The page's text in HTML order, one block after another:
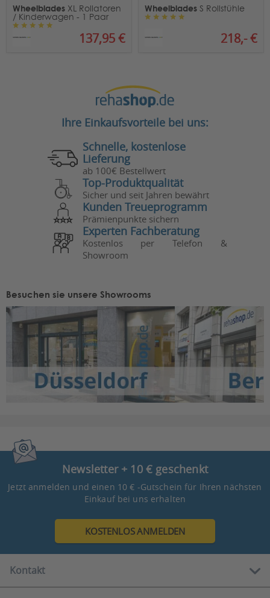
Wheelblades XL Rollatoren
/ Kinderwagen - 1 Paar
137,95 €
Wheelblades S Rollstühle
218,- €
Ihre Einkaufsvorteile bei uns:
Schnelle, kostenlose
Lieferung
ab 100€ Bestellwert
Top-Produktqualität
Sicher und seit Jahren bewährt
Kunden Treueprogramm
Prämienpunkte sichern
Experten Fachberatung
Kostenlos per Telefon &
Showroom
Besuchen sie unsere Showrooms
Newsletter + 10 € geschenkt
Jetzt anmelden und einen 10 € -Gutschein für Ihren nächsten
Einkauf bei uns erhalten
KOSTENLOS ANMELDEN
Kontakt